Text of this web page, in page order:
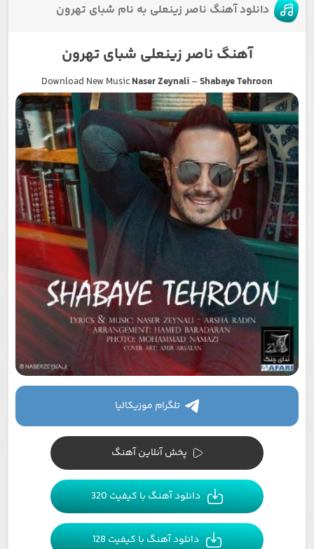
دانلود آهنگ ناصر زینعلی به نام شبای تهرون
آهنگ ناصر زینعلی شبای تهرون
Download New MusicNaser Zeynali–Shabaye Tehroon
تلگرام موزیکالیا
پخش آنلاین آهنگ
دانلود آهنگ با کیفیت 320
دانلود آهنگ با کیفیت 128